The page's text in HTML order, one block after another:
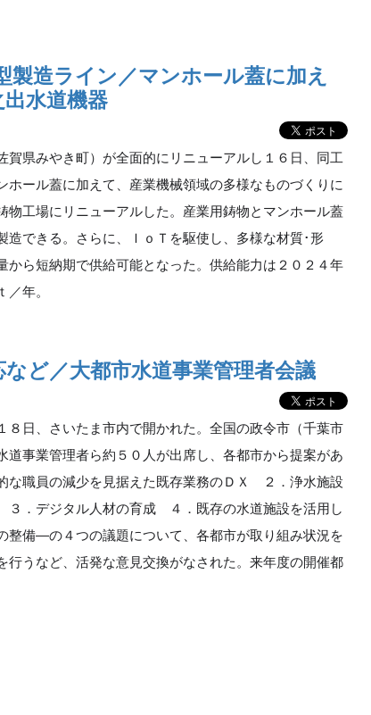
造ライン／マンホール蓋に加え
水道機器
県みやき町）が全面的にリニューアルし１６日、同工
ホール蓋に加えて、産業機械領域の多様なものづくりに
物工場にリニューアルした。産業用鋳物とマンホール蓋
造できる。さらに、ＩｏＴを駆使し、多様な材質･形
から短納期で供給可能となった。供給能力は２０２４年
年。
ど／大都市水道事業管理者会議
日、さいたま市内で開かれた。全国の政令市（千葉市
道事業管理者ら約５０人が出席し、各都市から提案があ
な職員の減少を見据えた既存業務のＤＸ ２．浄水施設
．デジタル人材の育成 ４．既存の水道施設を活用し
整備―の４つの議題について、各都市が取り組み状況を
行うなど、活発な意見交換がなされた。来年度の開催都